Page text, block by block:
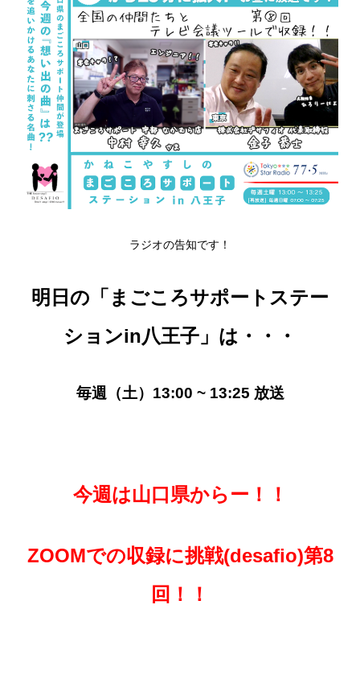
ラジオの告知です！
明日の「まごころサポートステー
ションin八王子」 は・・・
毎週（土）13:00 ~ 13:25 放送
今週は山口県からー！！
ZOOMでの収録に挑戦(desafio)第8
回！！